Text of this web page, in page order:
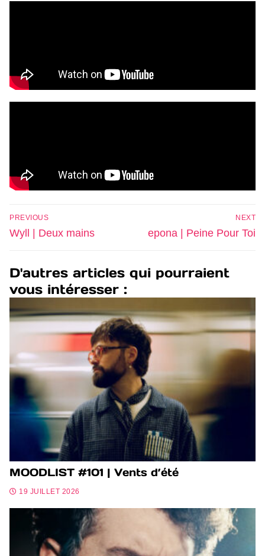
PREVIOUS
Wyll | Deux mains
NEXT
epona | Peine Pour Toi
D'autres articles qui pourraient
vous intéresser :
MOODLIST #101 | Vents d’été
19 JUILLET 2026